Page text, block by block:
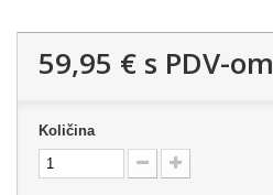
59,95 € s PDV-om
Količina